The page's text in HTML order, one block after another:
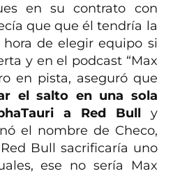
en su contrato con
que que él tendría la
de elegir equipo si
y en el podcast “Max
en pista, aseguró que
el salto en una sola
a Red Bull y
el nombre de Checo,
Bull sacrificaría uno
ese no sería Max